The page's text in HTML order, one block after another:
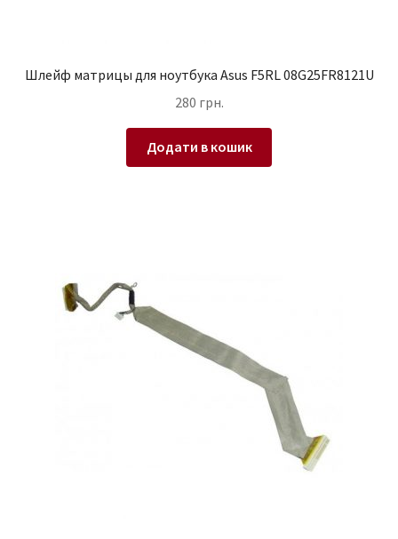
Шлейф матрицы для ноутбука Asus F5RL 08G25FR8121U
280 грн.
Додати в кошик